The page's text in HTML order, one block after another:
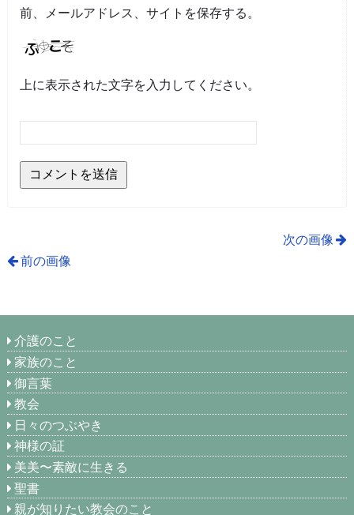
前、メールアドレス、サイトを保存する。
上に表示された文字を入力してください。
次の画像
前の画像
介護のこと
家族のこと
御言葉
教会
日々のつぶやき
神様の証
美美〜素敵に生きる
聖書
親が知りたい教会のこと